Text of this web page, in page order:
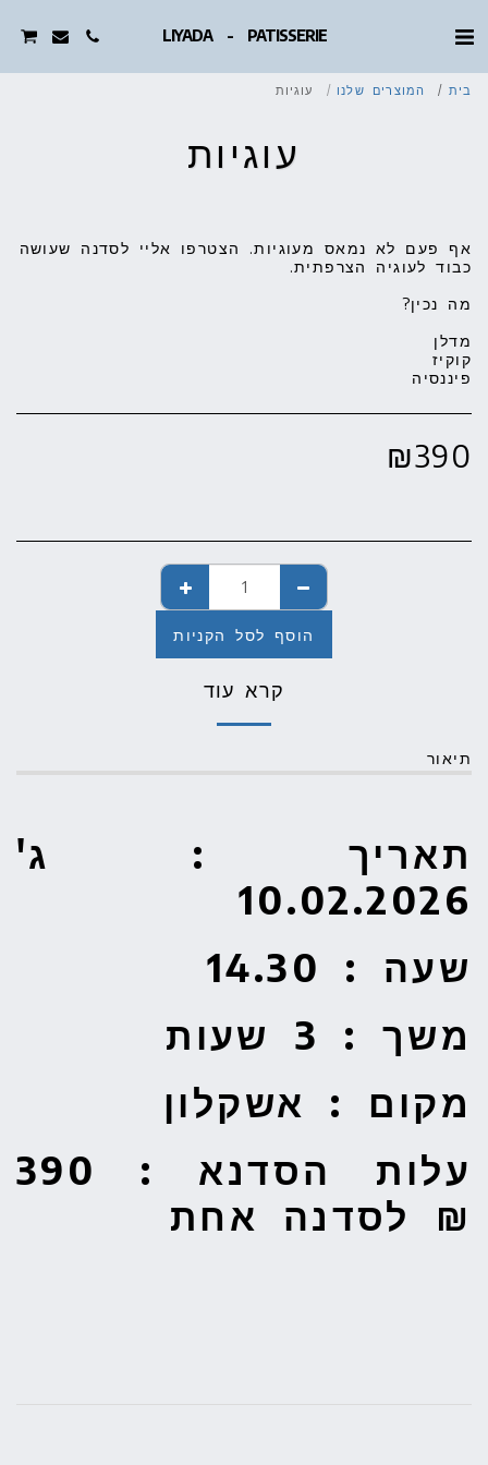
LIYADA - PATISSERIE
בית המוצרים שלנו עוגיות
עוגיות
אף פעם לא נמאס מעוגיות. הצטרפו אליי לסדנה שעושה
פיננסיה
₪390
הוסף לסל הקניות
קרא עוד
תיאור
תאריך : ג'
10.02.2026
שעה : 14.30
משך : 3 שעות
מקום : אשקלון
עלות הסדנא : 390
₪ לסדנה אחת